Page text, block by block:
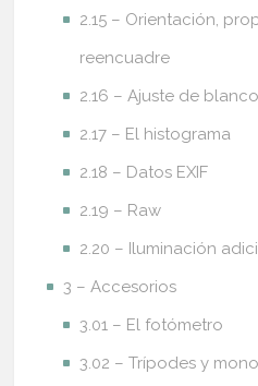
2.15 – Orientación,
reencuadre
2.16 – Ajuste de
2.17 – El histograma
2.18 – Datos EXIF
2.19 – Raw
2.20 – Iluminación
3 – Accesorios
3.01 – El fotómetro
3.02 – Trípodes y